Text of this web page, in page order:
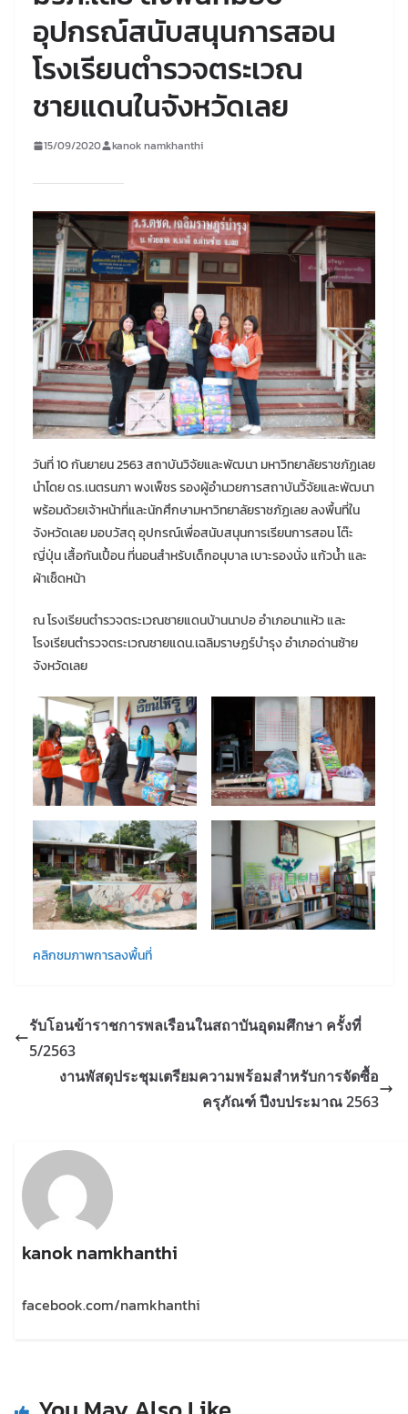
อุปกรณ์สนับสนุนการสอน
โรงเรียนตำรวจตระเวณ
ชายแดนในจังหวัดเลย
15/09/2020 kanok namkhanthi
วันที่ 10 กันยายน 2563 สถาบันวิจัยและพัฒนา มหาวิทยาลัยราชภัฏเลย
นำโดย ดร.เนตรนภา พงเพ็ชร รองผู้อำนวยการสถาบันวิัจัยและพัฒนา
พร้อมด้วยเจ้าหน้าที่และนักศึกษามหาวิทยาลัยราชภัฏเลย ลงพื้นที่ใน
จังหวัดเลย มอบวัสดุ อุปกรณ์เพื่อสนับสนุนการเรียนการสอน โต๊ะ
ญี่ปุ่น เสื้อกันเปื้อน ที่นอนสำหรับเด็กอนุบาล เบาะรองนั่ง แก้วน้ำ และ
ผ้าเช็ดหน้า
ณ โรงเรียนตำรวจตระเวณชายแดนบ้านนาปอ อำเภอนาแห้ว และ
โรงเรียนตำรวจตระเวณชายแดน.เฉลิมราษฏร์บำรุง อำเภอด่านซ้าย
จังหวัดเลย
คลิกชมภาพการลงพื้นที่
รับโอนข้าราชการพลเรือนในสถาบันอุดมศึกษา ครั้งที่
5/2563
งานพัสดุประชุมเตรียมความพร้อมสำหรับการจัดซื้อ
ครุภัณฑ์ ปีงบประมาณ 2563
kanok namkhanthi
facebook.com/namkhanthi